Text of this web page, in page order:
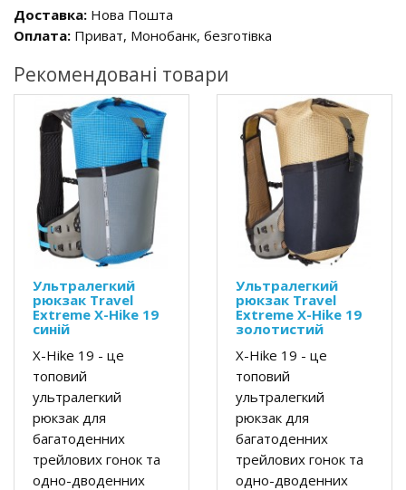
Доставка: Нова Пошта
Оплата: Приват, Монобанк, безготівка
Рекомендовані товари
Ультралегкий
рюкзак Travel
Extreme X-Hike 19
синій
X-Hike 19 - це
топовий
ультралегкий
рюкзак для
багатоденних
трейлових гонок та
одно-дводенних
Ультралегкий
рюкзак Travel
Extreme X-Hike 19
золотистий
X-Hike 19 - це
топовий
ультралегкий
рюкзак для
багатоденних
трейлових гонок та
одно-дводенних